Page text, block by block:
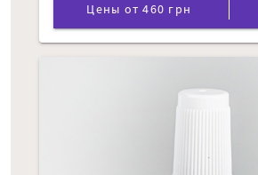
Цены от 460 грн